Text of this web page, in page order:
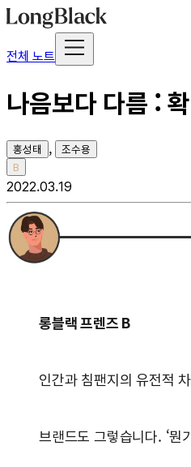
전체 노트
나음보다 다름 :
홍성태 ,
조수용
B
2022.03.19
롱블랙 프렌즈 B
인간과 침팬지의 유전적
브랜드도 그렇습니다. ‘뭔